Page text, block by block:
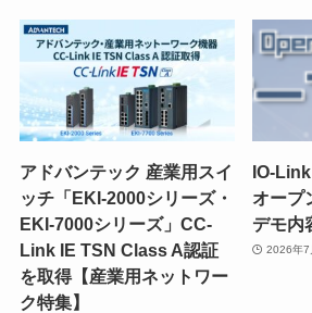
アドバンテック 産業用スイ
ッチ「EKI-2000シリーズ・
EKI-7000シリーズ」CC-
Link IE TSN Class A認証
を取得【産業用ネットワー
ク特集】
IO-
オープ
デモ内
2026年7